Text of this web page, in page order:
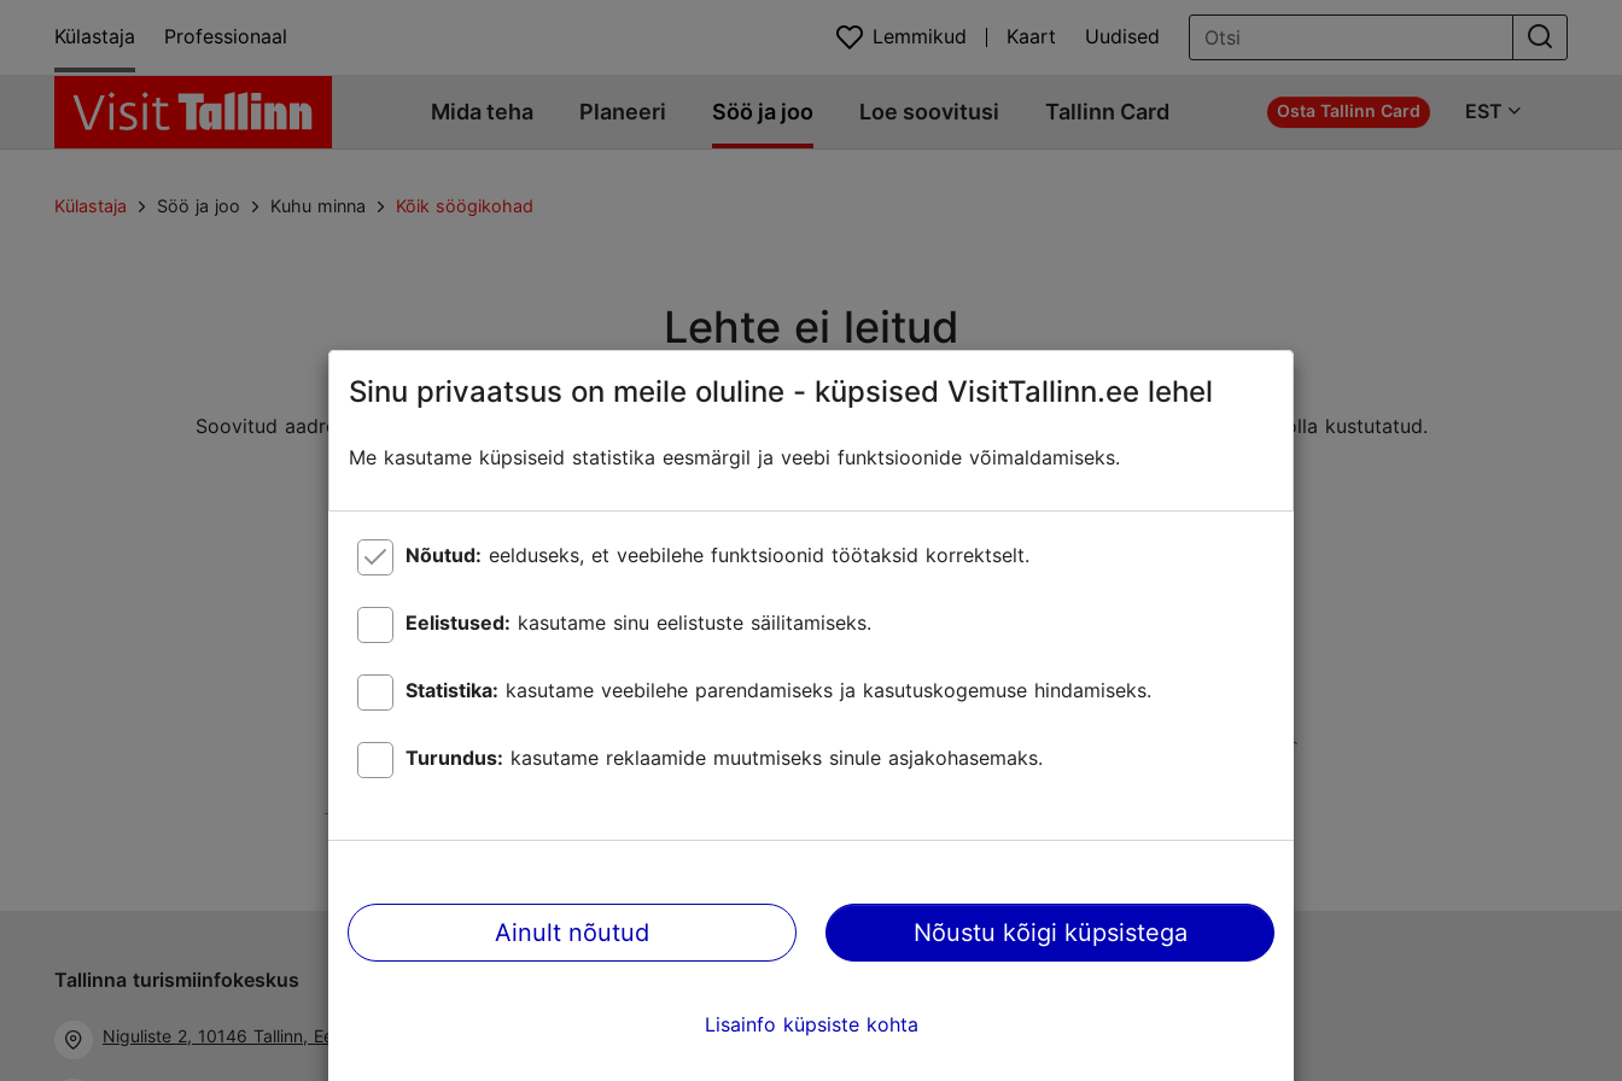
Külastaja Professionaal Lemmikud Kaart Uudised
Mida teha Planeeri Söö ja joo Loe soovitusi Tallinn Card Osta Tallinn Card EST
Külastaja Söö ja joo Kuhu minna Kõik söögikohad
Lehte ei leitud
Soovitud aadressiga lehte ei leitud. Veebiaadress võib olla muutunud, kui sisu on üle viidud teise asukohta; sisu võib olla kustutatud.
Mõned lingid Tallinna Turismiportaalist, mis võivad otsitut sisaldada:
Tallinna turismiinfokeskus
Niguliste 2, 10146 Tallinn, Eesti Kasutajatingimused
Sinu privaatsus on meile oluline - küpsised VisitTallinn.ee lehel
Me kasutame küpsiseid statistika eesmärgil ja veebi funktsioonide võimaldamiseks.
Nõutud: eelduseks, et veebilehe funktsioonid töötaksid korrektselt.
Eelistused: kasutame sinu eelistuste säilitamiseks.
Statistika: kasutame veebilehe parendamiseks ja kasutuskogemuse hindamiseks.
Turundus: kasutame reklaamide muutmiseks sinule asjakohasemaks.
Ainult nõutud Nõustu kõigi küpsistega
Lisainfo küpsiste kohta